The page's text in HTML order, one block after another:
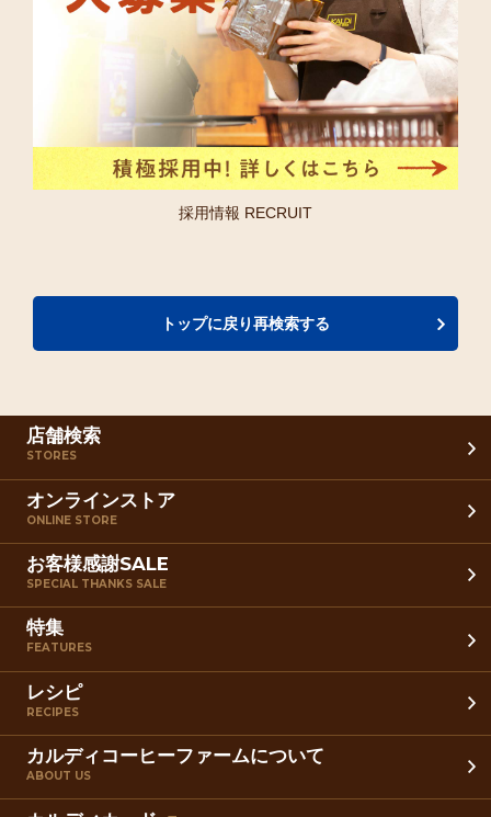
採用情報 RECRUIT
トップに戻り再検索する
店舗検索
STORES
オンラインストア
ONLINE STORE
お客様感謝SALE
SPECIAL THANKS SALE
特集
FEATURES
レシピ
RECIPES
カルディコーヒーファームについて
ABOUT US